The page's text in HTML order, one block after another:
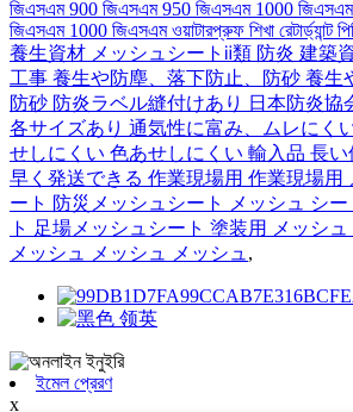
জিএসএম 900 জিএসএম 950 জিএসএম 1000
জিএসএম 1000 জিএসএম ওয়াটারপ্রুফ শিখা রেটার্ড্যান্ট
養生資材 メッシュシートⅱ類 防炎 建築
工事 養生や防塵、落下防止、防砂 養生
防砂 防炎ラベル縫付けあり 日本防炎協
各サイズあり 通気性に富み、ムレにく
せしにくい 色あせしにくい 輸入品 長
早く発送できる 作業現場用 作業現場用
ート 防災メッシュシート メッシュ シ
ト 足場メッシュシート 塗装用 メッシ
メッシュ メッシュ メッシュ ,
ইমেল প্রেরণ
x